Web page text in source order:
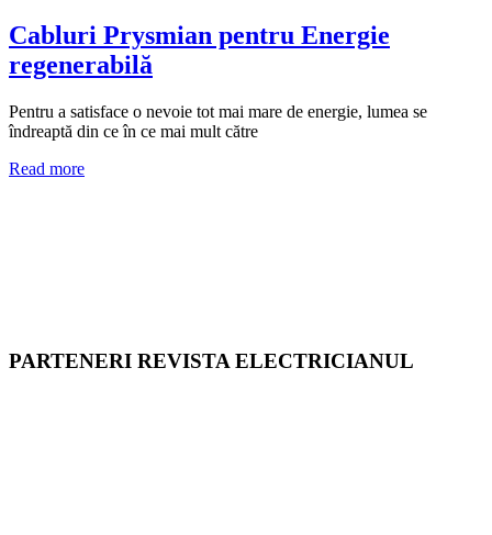
Cabluri Prysmian pentru Energie
regenerabilă
Pentru a satisface o nevoie tot mai mare de energie, lumea se
îndreaptă din ce în ce mai mult către
Read more
PARTENERI REVISTA ELECTRICIANUL